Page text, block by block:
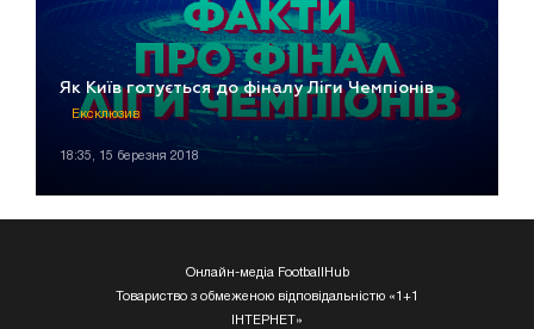
Як Київ готується до фіналу Ліги Чемпіонів
Ексклюзив
18:35, 15 березня 2018
Онлайн-медіа FootballHub
Товариство з обмеженою відповідальністю «1+1
ІНТЕРНЕТ»